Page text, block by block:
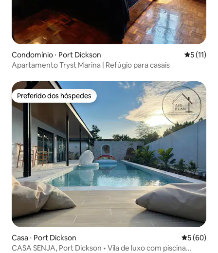
Condomínio ⋅ Port Dickson 5 de uma
5 (11)
Apartamento Tryst Marina | Refúgio para casais
Preferido dos hóspedes
Preferido dos hóspedes
Casa ⋅ Port Dickson 5 de uma
5 (60)
CASA SENJA, Port Dickson • Vila de luxo com piscina